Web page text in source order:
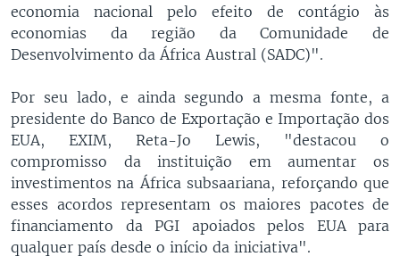
economia nacional pelo efeito de contágio às
economias da região da Comunidade de
Desenvolvimento da África Austral (SADC)".
Por seu lado, e ainda segundo a mesma fonte, a
presidente do Banco de Exportação e Importação dos
EUA, EXIM, Reta-Jo Lewis, "destacou o
compromisso da instituição em aumentar os
investimentos na África subsaariana, reforçando que
esses acordos representam os maiores pacotes de
financiamento da PGI apoiados pelos EUA para
qualquer país desde o início da iniciativa".